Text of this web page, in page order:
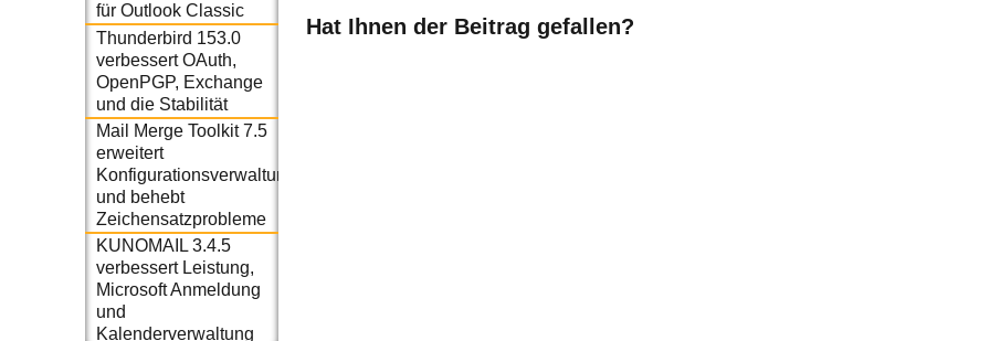
für Outlook Classic
Thunderbird 153.0
verbessert OAuth,
OpenPGP, Exchange
und die Stabilität
Mail Merge Toolkit 7.5
erweitert
Konfigurationsverwaltung
und behebt
Zeichensatzprobleme
KUNOMAIL 3.4.5
verbessert Leistung,
Microsoft Anmeldung
und
Kalenderverwaltung
Hat Ihnen der Beitrag gefallen?